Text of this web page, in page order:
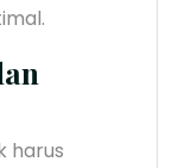
harus